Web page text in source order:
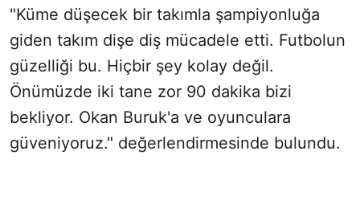
"Küme düşecek bir takımla şampiyonluğa
giden takım dişe diş mücadele etti. Futbolun
güzelliği bu. Hiçbir şey kolay değil.
Önümüzde iki tane zor 90 dakika bizi
bekliyor. Okan Buruk'a ve oyunculara
güveniyoruz." değerlendirmesinde bulundu.